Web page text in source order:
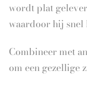
wordt plat
waardoor hij
Combineer met
om een gezellige